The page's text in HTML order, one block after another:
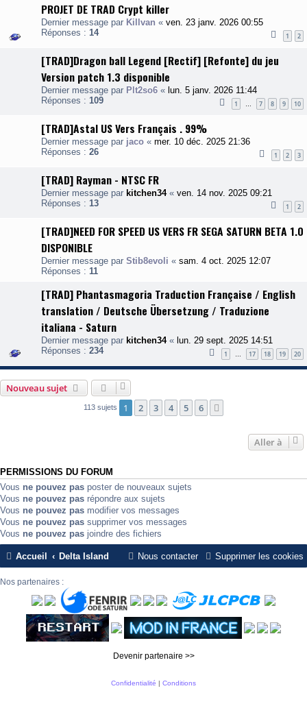
PROJET DE TRAD Crypt killer
Dernier message par Killvan « ven. 23 janv. 2026 00:55
Réponses : 14 1 2
[TRAD]Dragon ball Legend [Rectif] [Refonte] du jeu
Version patch 1.3 disponible
Dernier message par Plt2so6 « lun. 5 janv. 2026 11:44
Réponses : 109 1 … 7 8 9 10
[TRAD]Astal US Vers Français . 99%
Dernier message par jaco « mer. 10 déc. 2025 21:36
Réponses : 26 1 2 3
[TRAD] Rayman - NTSC FR
Dernier message par kitchen34« ven. 14 nov. 2025 09:21
Réponses : 13 1 2
[TRAD]NEED FOR SPEED US VERS FR SEGA SATURN BETA 1.0
DISPONIBLE
Dernier message par Stib8evoli « sam. 4 oct. 2025 12:07
Réponses : 11
[TRAD] Phantasmagoria Traduction Française / English
translation / Deutsche Übersetzung / Traduzione
italiana - Saturn
Dernier message par kitchen34« lun. 29 sept. 2025 14:51
Réponses : 234 1 … 17 18 19 20
Nouveau sujet
113 sujets 1 2 3 4 5 6
Aller à
PERMISSIONS DU FORUM
Vous ne pouvez pas poster de nouveaux sujets
Vous ne pouvez pas répondre aux sujets
Vous ne pouvez pas modifier vos messages
Vous ne pouvez pas supprimer vos messages
Vous ne pouvez pas joindre des fichiers
Accueil Delta Island Supprimer les cookies
Nous contacter
Nos partenaires :
Devenir partenaire >>
Confidentialité | Conditions